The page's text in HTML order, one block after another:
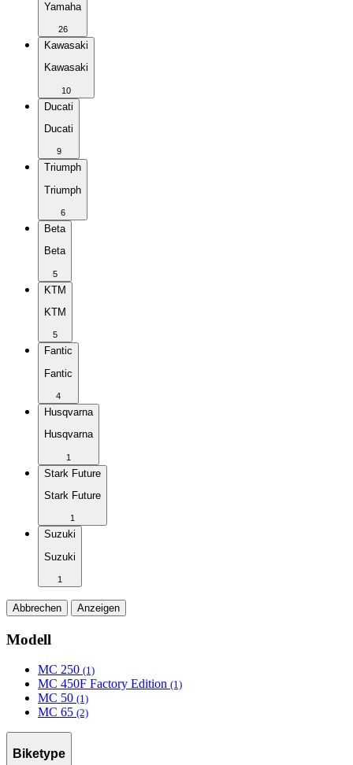
Yamaha
26
Kawasaki
Kawasaki
10
Ducati
Ducati
9
Triumph
Triumph
6
Beta
Beta
5
KTM
KTM
5
Fantic
Fantic
4
Husqvarna
Husqvarna
1
Stark Future
Stark Future
1
Suzuki
Suzuki
1
Abbrechen Anzeigen
Modell
MC 250 (1)
MC 450F Factory Edition (1)
MC 50 (1)
MC 65 (2)
Biketype